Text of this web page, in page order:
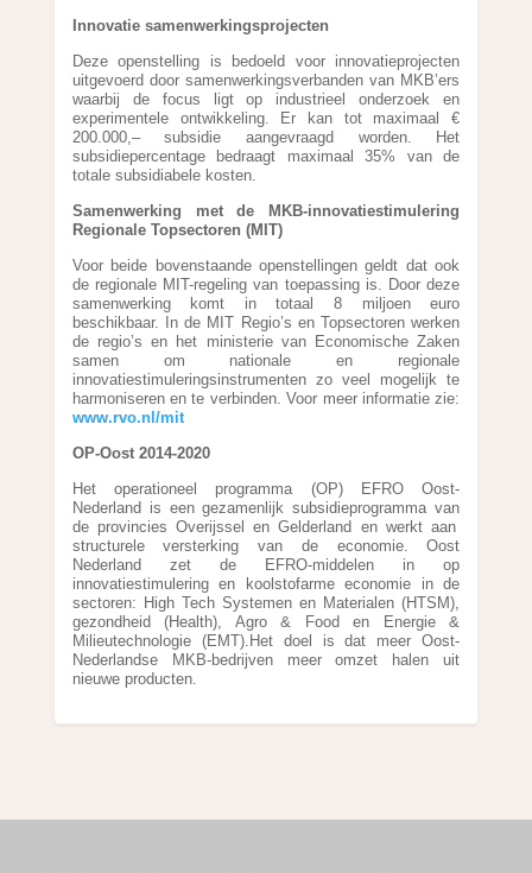
Innovatie samenwerkingsprojecten
Deze openstelling is bedoeld voor innovatieprojecten
uitgevoerd door samenwerkingsverbanden van MKB’ers
waarbij de focus ligt op industrieel onderzoek en
experimentele ontwikkeling. Er kan tot maximaal €
200.000,– subsidie aangevraagd worden. Het
subsidiepercentage bedraagt maximaal 35% van de
totale subsidiabele kosten.
Samenwerking met de MKB-innovatiestimulering
Regionale Topsectoren (MIT)
Voor beide bovenstaande openstellingen geldt dat ook
de regionale MIT-regeling van toepassing is. Door deze
samenwerking komt in totaal 8 miljoen euro
beschikbaar. In de MIT Regio’s en Topsectoren werken
de regio’s en het ministerie van Economische Zaken
samen om nationale en regionale
innovatiestimuleringsinstrumenten zo veel mogelijk te
harmoniseren en te verbinden. Voor meer informatie zie:
www.rvo.nl/mit
OP-Oost 2014-2020
Het operationeel programma (OP) EFRO Oost-
Nederland is een gezamenlijk subsidieprogramma van
de provincies Overijssel en Gelderland en werkt aan
structurele versterking van de economie. Oost
Nederland zet de EFRO-middelen in op
innovatiestimulering en koolstofarme economie in de
sectoren: High Tech Systemen en Materialen (HTSM),
gezondheid (Health), Agro & Food en Energie &
Milieutechnologie (EMT). Het doel is dat meer Oost-
Nederlandse MKB-bedrijven meer omzet halen uit
nieuwe producten.